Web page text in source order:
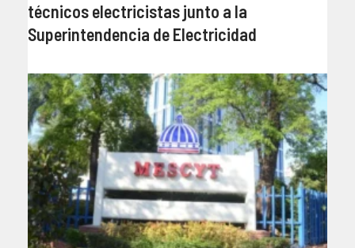
técnicos electricistas junto a la
Superintendencia de Electricidad